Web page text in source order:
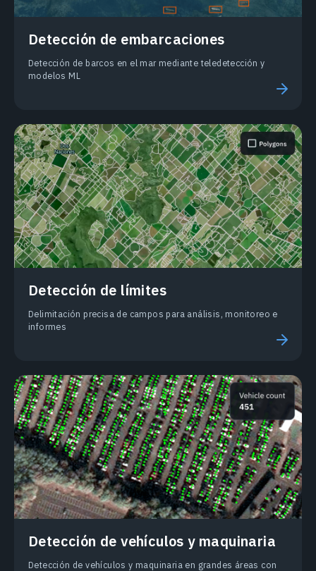
Detección de embarcaciones
Detección de barcos en el mar mediante teledetección y
modelos ML
Detección de límites
Delimitación precisa de campos para análisis, monitoreo e
informes
Detección de vehículos y maquinaria
Detección de vehículos y maquinaria en grandes áreas con